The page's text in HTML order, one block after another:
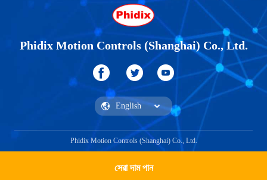
সেরা দাম পান
Phidix Motion Controls (Shanghai) Co., Ltd.
Phidix Motion Controls (Shanghai) Co., Ltd.